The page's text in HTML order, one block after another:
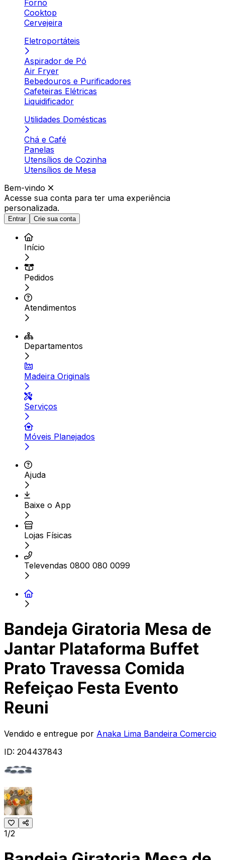
Forno
Cooktop
Cervejeira
Eletroportáteis
Aspirador de Pó
Air Fryer
Bebedouros e Purificadores
Cafeteiras Elétricas
Liquidificador
Utilidades Domésticas
Chá e Café
Panelas
Utensílios de Cozinha
Utensílios de Mesa
Bem-vindo
Acesse sua conta para ter uma experiência
personalizada.
Entrar Crie sua conta
Início
Pedidos
Atendimentos
Departamentos
Madeira Originals
Serviços
Móveis Planejados
Ajuda
Baixe o App
Lojas Físicas
Televendas 0800 080 0099
Bandeja Giratoria Mesa de
Jantar Plataforma Buffet
Prato Travessa Comida
Refeiçao Festa Evento
Reuni
Vendido e entregue por Anaka Lima Bandeira Comercio
ID: 204437843
1/2